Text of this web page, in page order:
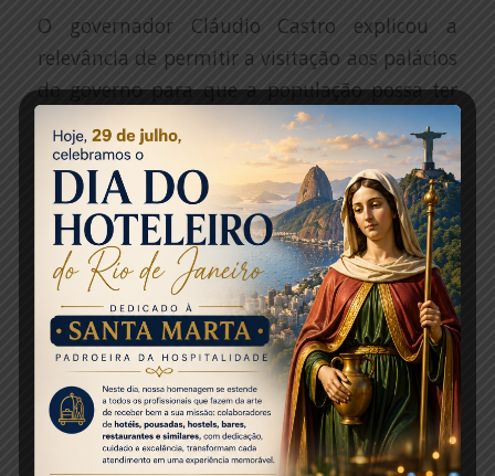
O governador Cláudio Castro explicou a
relevância de permitir a visitação aos palácios
do governo para que a população possa ter
contato com parte da origem da cidade e do
estado. “Não podemos permitir que a
população seja privada de conhecer essa
história, esses palácios. Sejam bem-vindos,
esse espaço não é do governador, é do povo do
estado do Rio de Janeiro. Nosso turismo
precisa crescer”, disse.
EMBRATUR– Ao lado do presidente da
Embratur, Carlos Brito, o ministro anunciou
na viagem à capital fluminense a instalação de
cinco escritórios da Agência no Brasil, um em